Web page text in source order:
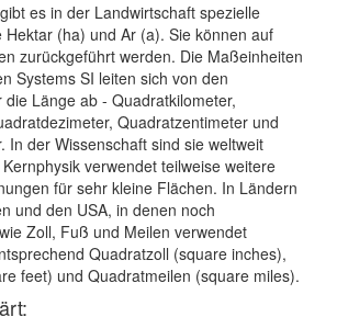
es in der Landwirtschaft spezielle
Hektar (ha) und Ar (a). Sie können auf
zurückgeführt werden. Die Maßeinheiten
Systems SI leiten sich von den
die Länge ab - Quadratkilometer,
Quadratzentimeter und
In der Wissenschaft sind sie weltweit
verwendet teilweise weitere
für sehr kleine Flächen. In Ländern
und den USA, in denen noch
Zoll, Fuß und Meilen verwendet
Quadratzoll (square inches),
feet) und Quadratmeilen (square miles).